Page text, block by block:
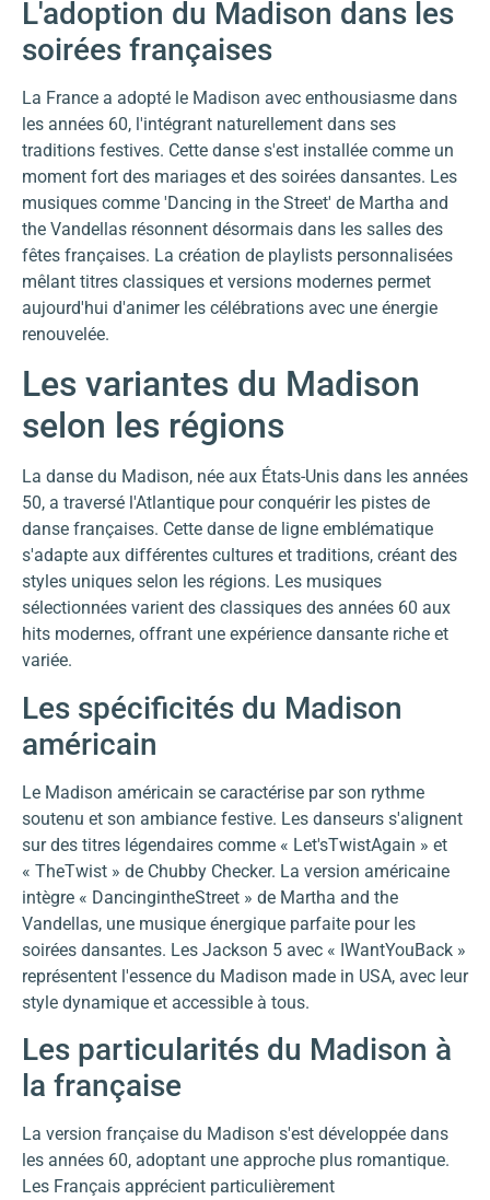
L'adoption du Madison dans les
soirées françaises
La France a adopté le Madison avec enthousiasme dans
les années 60, l'intégrant naturellement dans ses
traditions festives. Cette danse s'est installée comme un
moment fort des mariages et des soirées dansantes. Les
musiques comme 'Dancing in the Street' de Martha and
the Vandellas résonnent désormais dans les salles des
fêtes françaises. La création de playlists personnalisées
mêlant titres classiques et versions modernes permet
aujourd'hui d'animer les célébrations avec une énergie
renouvelée.
Les variantes du Madison
selon les régions
La danse du Madison, née aux États-Unis dans les années
50, a traversé l'Atlantique pour conquérir les pistes de
danse françaises. Cette danse de ligne emblématique
s'adapte aux différentes cultures et traditions, créant des
styles uniques selon les régions. Les musiques
sélectionnées varient des classiques des années 60 aux
hits modernes, offrant une expérience dansante riche et
variée.
Les spécificités du Madison
américain
Le Madison américain se caractérise par son rythme
soutenu et son ambiance festive. Les danseurs s'alignent
sur des titres légendaires comme « Let'sTwistAgain » et
« TheTwist » de Chubby Checker. La version américaine
intègre « DancingintheStreet » de Martha and the
Vandellas, une musique énergique parfaite pour les
soirées dansantes. Les Jackson 5 avec « IWantYouBack »
représentent l'essence du Madison made in USA, avec leur
style dynamique et accessible à tous.
Les particularités du Madison à
la française
La version française du Madison s'est développée dans
les années 60, adoptant une approche plus romantique.
Les Français apprécient particulièrement